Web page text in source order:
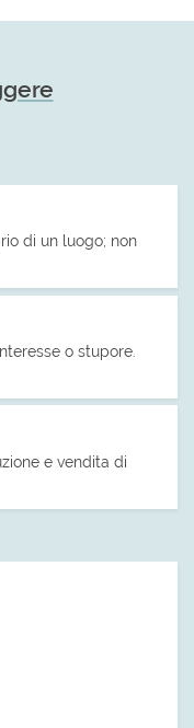
di un luogo; non
o stupore.
e vendita di